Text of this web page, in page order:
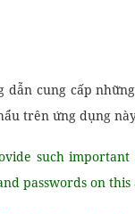
cung cấp
trên ứng dụng
such
passwords on this